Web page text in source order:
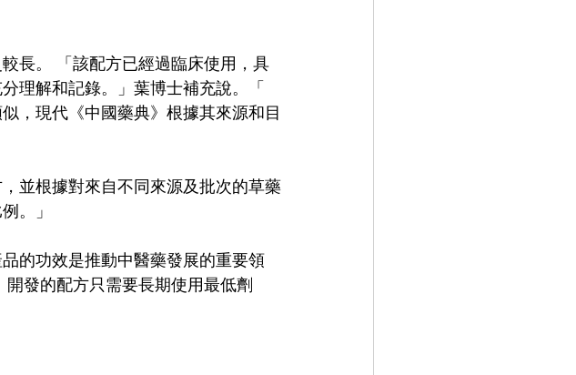
長。 「該配方已經過臨床使用，具
理解和記錄。」葉博士補充說。「
，現代《中國藥典》根據其來源和目
並根據對來自不同來源及批次的草藥
。」
的功效是推動中醫藥發展的重要領
發的配方只需要長期使用最低劑